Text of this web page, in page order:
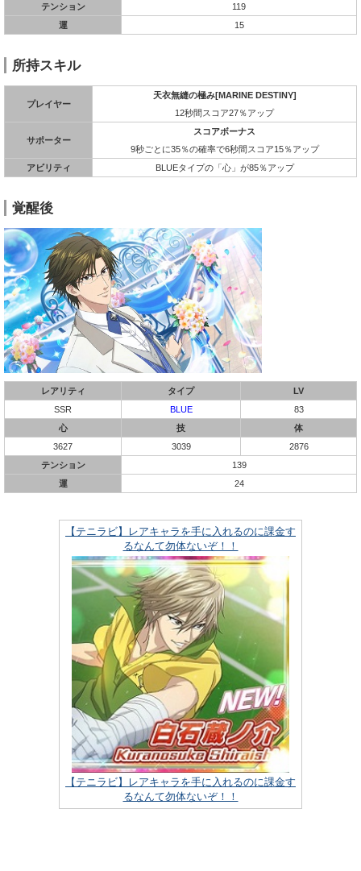
テンション
119
運
15
所持スキル
プレイヤー
天衣無縫の極み[MARINE DESTINY]
12秒間スコア27％アップ
サポーター
スコアボーナス
9秒ごとに35％の確率で6秒間スコア15％アップ
アビリティ
BLUEタイプの「心」が85％アップ
覚醒後
レアリティ タイプ
LV
SSR
BLUE
83
心
技
体
3627
3039
2876
テンション
139
運
24
【テニラビ】レアキャラを手に入れるのに課金す
るなんて勿体ないぞ！！
【テニラビ】レアキャラを手に入れるのに課金す
るなんて勿体ないぞ！！